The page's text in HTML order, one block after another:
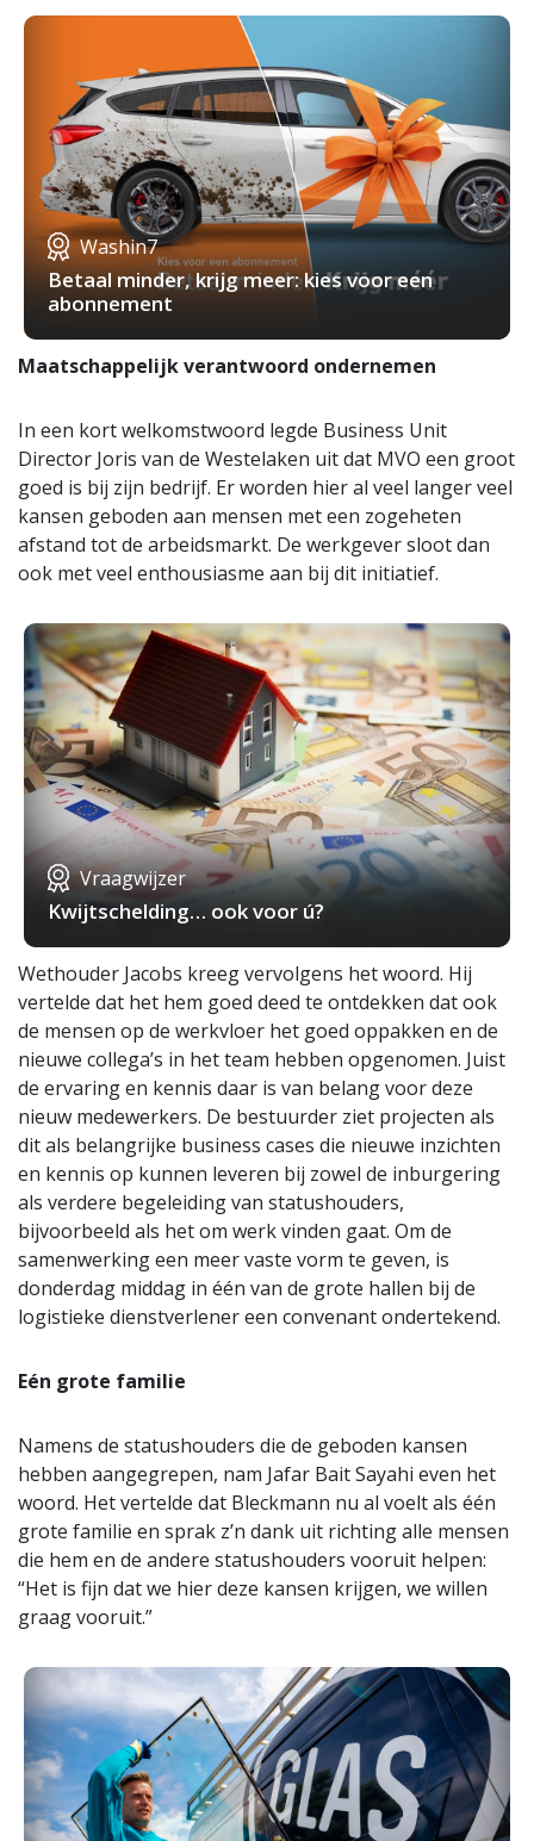
Washin7
Betaal minder, krijg meer: kies voor een
abonnement
Maatschappelijk verantwoord ondernemen
In een kort welkomstwoord legde Business Unit
Director Joris van de Westelaken uit dat MVO een groot
goed is bij zijn bedrijf. Er worden hier al veel langer veel
kansen geboden aan mensen met een zogeheten
afstand tot de arbeidsmarkt. De werkgever sloot dan
ook met veel enthousiasme aan bij dit initiatief.
Vraagwijzer
Kwijtschelding… ook voor ú?
Wethouder Jacobs kreeg vervolgens het woord. Hij
vertelde dat het hem goed deed te ontdekken dat ook
de mensen op de werkvloer het goed oppakken en de
nieuwe collega’s in het team hebben opgenomen. Juist
de ervaring en kennis daar is van belang voor deze
nieuw medewerkers. De bestuurder ziet projecten als
dit als belangrijke business cases die nieuwe inzichten
en kennis op kunnen leveren bij zowel de inburgering
als verdere begeleiding van statushouders,
bijvoorbeeld als het om werk vinden gaat. Om de
samenwerking een meer vaste vorm te geven, is
donderdag middag in één van de grote hallen bij de
logistieke dienstverlener een convenant ondertekend.
Eén grote familie
Namens de statushouders die de geboden kansen
hebben aangegrepen, nam Jafar Bait Sayahi even het
woord. Het vertelde dat Bleckmann nu al voelt als één
grote familie en sprak z’n dank uit richting alle mensen
die hem en de andere statushouders vooruit helpen:
“Het is fijn dat we hier deze kansen krijgen, we willen
graag vooruit.”